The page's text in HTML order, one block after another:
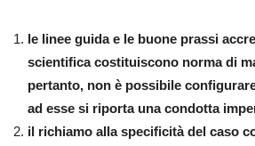
le linee guida e le buone prassi
scientifica costituiscono norma di
pertanto, non è possibile
ad esse si riporta una condotta
il richiamo alla specificità del caso